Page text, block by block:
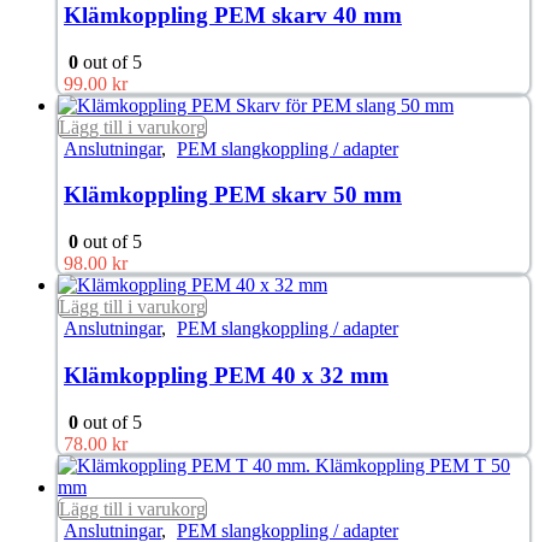
Klämkoppling PEM skarv 40 mm
0 out of 5
99.00 kr
Lägg till i varukorg
Anslutningar, PEM slangkoppling / adapter
Klämkoppling PEM skarv 50 mm
0 out of 5
98.00 kr
Lägg till i varukorg
Anslutningar, PEM slangkoppling / adapter
Klämkoppling PEM 40 x 32 mm
0 out of 5
78.00 kr
Lägg till i varukorg
Anslutningar, PEM slangkoppling / adapter